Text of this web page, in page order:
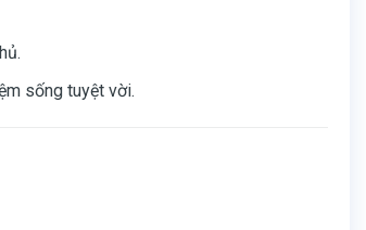
sống tuyệt vời.